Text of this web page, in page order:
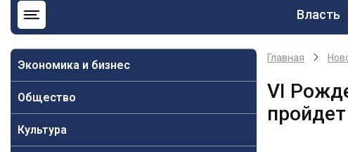
Власть
Экономика и бизнес
Общество
Культура
Главная
VI